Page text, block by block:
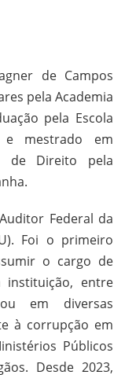
de Campos
pela Academia
pela Escola
e mestrado em
de Direito pela
Federal da
Foi o primeiro
o cargo de
instituição, entre
em diversas
à corrupção em
Públicos
Desde 2023,